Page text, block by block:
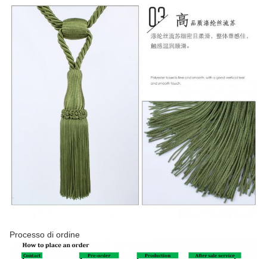
Processo di ordine